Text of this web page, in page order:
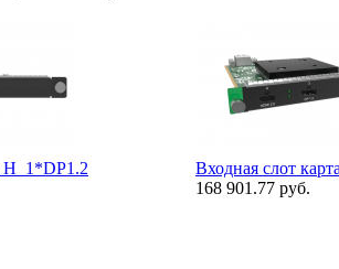
H_1*DP1.2
Входная слот
168 901.77 руб.